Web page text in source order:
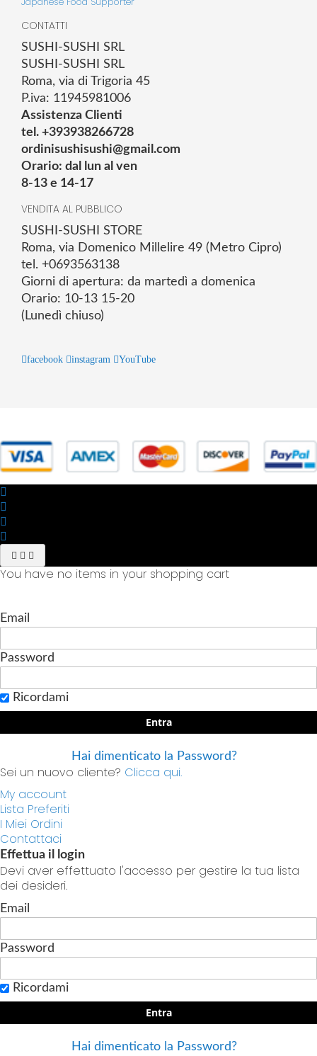
CONTATTI
SUSHI-SUSHI SRL
SUSHI-SUSHI SRL
Roma, via di Trigoria 45
P.iva: 11945981006
Assistenza Clienti
tel. +393938266728
ordinisushisushi@gmail.com
Orario: dal lun al ven
8-13 e 14-17
VENDITA AL PUBBLICO
SUSHI-SUSHI STORE
Roma, via Domenico Millelire 49 (Metro Cipro)
tel. +0693563138
Giorni di apertura: da martedì a domenica
Orario: 10-13 15-20
(Lunedì chiuso)
facebook instagram YouTube
You have no items in your shopping cart
Email
Password
Ricordami
Entra
Hai dimenticato la Password?
Sei un nuovo cliente? Clicca qui.
My account
Lista Preferiti
I Miei Ordini
Contattaci
Effettua il login
Devi aver effettuato l'accesso per gestire la tua lista
dei desideri.
Email
Password
Ricordami
Entra
Hai dimenticato la Password?